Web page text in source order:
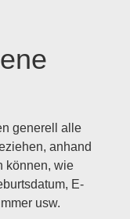
generell alle
anhand
können, wie
E-
usw.